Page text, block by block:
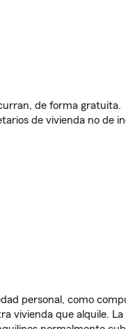
de forma gratuita.
de vivienda no de
personal, como
vivienda que alquile.